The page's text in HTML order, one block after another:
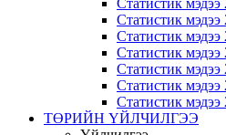
Статистик мэдээ
Статистик мэдээ
Статистик мэдээ
Статистик мэдээ
Статистик мэдээ
Статистик мэдээ
Статистик мэдээ
ТӨРИЙН ҮЙЛЧИЛГЭЭ